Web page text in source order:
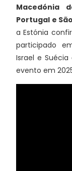
Macedónia
Portugal e
a Estónia
participado
Israel e
evento em